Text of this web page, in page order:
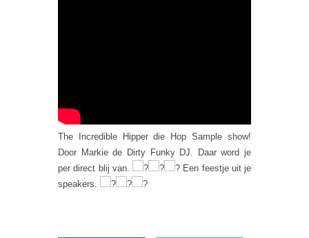
The Incredible Hipper die Hop Sample show!
Door Markie de Dirty Funky DJ. Daar word je
per direct blij van.
Een feestje uit je
speakers.